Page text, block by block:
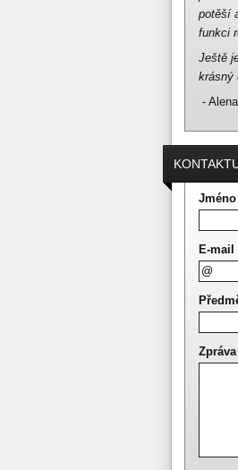
potěší
funkci
Ještě
krásný
-
Jméno
E-mail